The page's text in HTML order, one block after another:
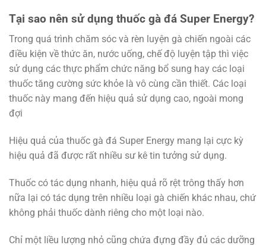
Tại sao nên sử dụng thuốc gà đá Super Energy?
Trong quá trình chăm sóc và rèn luyện gà chiến ngoài các
điều kiện về thức ăn, nước uống, chế độ luyện tập thì việc
sử dụng các thực phẩm chức năng bổ sung hay các loại
thuốc tăng cường sức khỏe là vô cùng cần thiết. Các loại
thuốc này mang đến hiệu quả sử dụng cao, ngoài mong
đợi
Hiệu quả của thuốc gà đá Super Energy mang lại cực kỳ
hiệu quả đã được rất nhiều sư kê tin tưởng sử dụng.
Thuốc có tác dụng nhanh, hiệu quả rõ rệt trông thấy hơn
nữa lại có tác dụng trên nhiều loại gà chiến khác nhau, chứ
không phải thuốc dành riêng cho một loại nào.
Chỉ một liều lượng nhỏ cũng chứa đựng đầy đủ các dưỡng